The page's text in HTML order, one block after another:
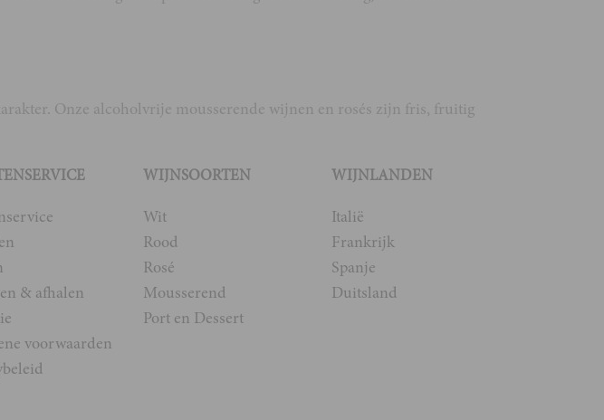
Onze alcoholvrije mousserende wijnen en rosés zijn fris, fruitig
& afhalen
voorwaarden
WIJNSOORTEN
Wit
Rood
Rosé
Mousserend
Port en Dessert
WIJNLANDEN
Italië
Frankrijk
Spanje
Duitsland